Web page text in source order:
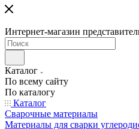
Интернет-магазин
Каталог
По всему сайту
По каталогу
Каталог
Сварочные материалы
Материалы для сварки